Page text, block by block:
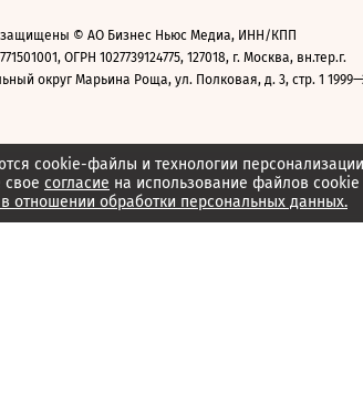
cookie-файлы и технологии
свое согласие на использование файлов
отношении обработки персональных данных.
защищены © АО Бизнес Ньюс Медиа, ИНН/КПП
ОГРН 1027739124775, 127018, г. Москва, вн.тер.г.
округ Марьина Роща, ул. Полковая, д. 3, стр. 1